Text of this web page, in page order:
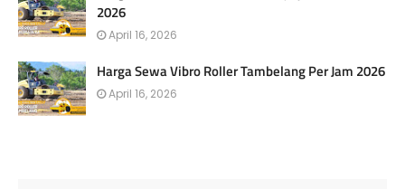
2026
April 16, 2026
Harga Sewa Vibro Roller Tambelang Per Jam 2026
April 16, 2026